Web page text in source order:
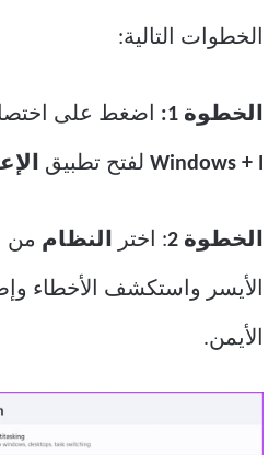
الخطوات التالية:
الخطوة 1: اضغط على
Windows + I لفتح تطبيق
الخطوة 2 : اختر النظام من
الأيسر واستكشف الأخطاء
الأيمن.